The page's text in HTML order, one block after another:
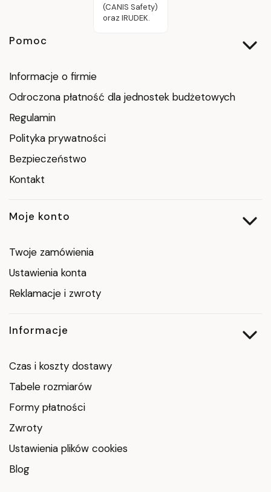
(CANIS Safety)
oraz IRUDEK.
Linki w stopce
Pomoc
Informacje o firmie
Odroczona płatność dla jednostek budżetowych
Regulamin
Polityka prywatności
Bezpieczeństwo
Kontakt
Moje konto
Twoje zamówienia
Ustawienia konta
Reklamacje i zwroty
Informacje
Czas i koszty dostawy
Tabele rozmiarów
Formy płatności
Zwroty
Ustawienia plików cookies
Blog